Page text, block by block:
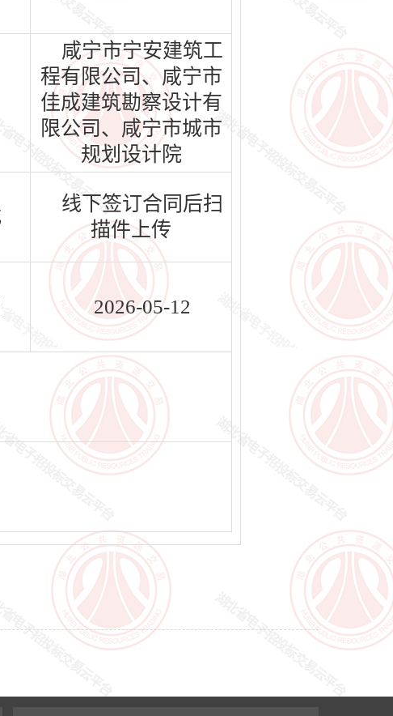
咸宁市宁安建筑工
程有限公司、咸宁市
佳成建筑勘察设计有
限公司、咸宁市城市
规划设计院
线下签订合同后扫
描件上传
2026-05-12